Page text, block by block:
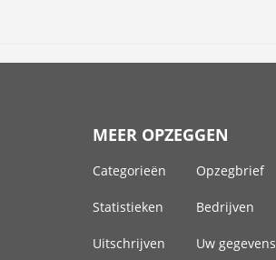
MEER OPZEGGEN
Categorieën Opzegbrief
Statistieken Bedrijven
Uitschrijven Uw gegevens